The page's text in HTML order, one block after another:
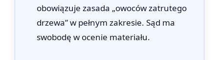
obowiązuje zasada „owoców zatrutego
drzewa” w pełnym zakresie. Sąd ma
swobodę w ocenie materiału.